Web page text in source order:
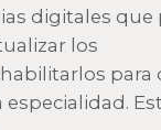
digitales que
los
para